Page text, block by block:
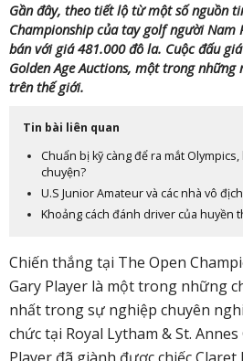
Gần đây, theo tiết lộ từ một số nguồn
Championship của tay golf người Nam
bán với giá 481.000 đô la. Cuộc đấu
Golden Age Auctions, một trong
trên thế giới.
Tin bài liên quan
Chuẩn bị kỹ càng để ra mắt
chuyện?
U.S Junior Amateur và các nhà vô
Khoảng cách đánh driver của huyền
Chiến thắng tại The Open
Gary Player là một trong những
nhất trong sự nghiệp chuyên
chức tại Royal Lytham & St.